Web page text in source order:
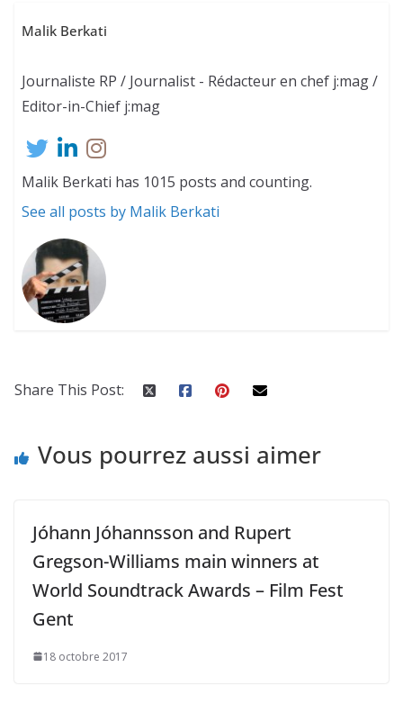
Malik Berkati
Journaliste RP / Journalist - Rédacteur en chef j:mag /
Editor-in-Chief j:mag
Malik Berkati has 1015 posts and counting.
See all posts by Malik Berkati
Share This Post:
Vous pourrez aussi aimer
Jóhann Jóhannsson and Rupert
Gregson-Williams main winners at
World Soundtrack Awards – Film Fest
Gent
18 octobre 2017